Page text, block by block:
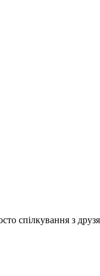
спілкування з